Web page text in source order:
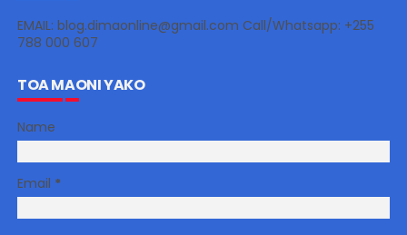
EMAIL: blog.dimaonline@gmail.com Call/Whatsapp: +255
788 000 607
TOA MAONI YAKO
Name
Email *